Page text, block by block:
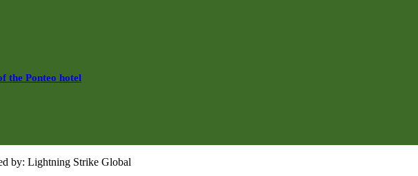
the Ponteo hotel
by: Lightning Strike Global